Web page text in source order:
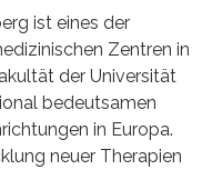
ist eines der
Zentren in
der Universität
bedeutsamen
in Europa.
neuer Therapien